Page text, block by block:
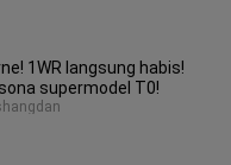
1WR langsung habis!
supermodel T0!